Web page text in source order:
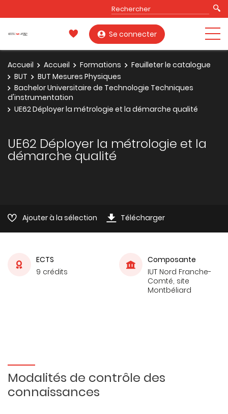
Se connecter
Accueil Accueil Formations
Feuilleter le catalogue
BUT
BUT Mesures Physiques
Bachelor Universitaire de Technologie Techniques
d'instrumentation
UE62 Déployer la métrologie et la démarche qualité
UE62 Déployer la métrologie et la
démarche qualité
Ajouter à la sélection Télécharger
ECTS
9 crédits
Composante
IUT Nord Franche-
Comté, site
Montbéliard
Modalités de contrôle des
connaissances